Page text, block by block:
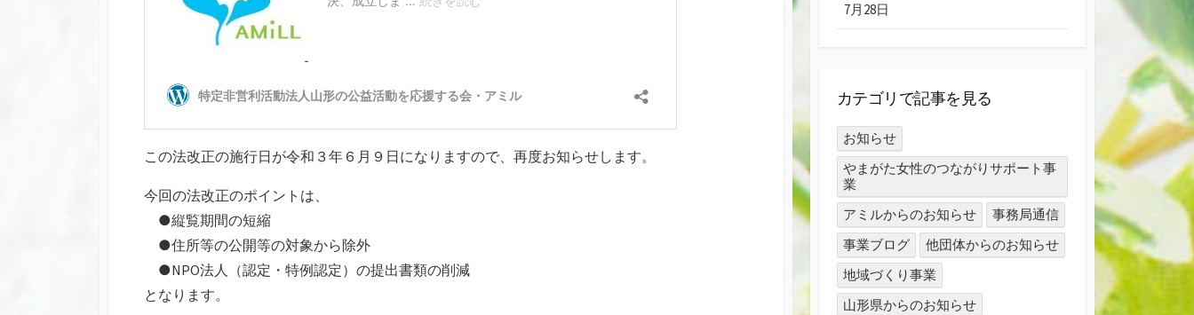
この法改正の施行日が令和３年６月９日になりますので、再度お知らせします。
今回の法改正のポイントは、
●縦覧期間の短縮
●住所等の公開等の対象から除外
●NPO法人（認定・特例認定）の提出書類の削減
となります。
7月28日
カテゴリで記事を見る
お知らせ
やまがた女性のつながりサポート事
業
アミルからのお知らせ
事務局通信
事業ブログ
他団体からのお知らせ
地域づくり事業
山形県からのお知らせ